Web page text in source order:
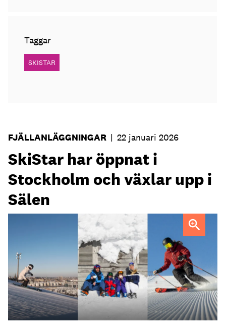
Taggar
SKISTAR
FJÄLLANLÄGGNINGAR | 22 januari 2026
SkiStar har öppnat i
Stockholm och växlar upp i
Sälen
SkiStars Hammarbybacken öppnade 14 januari och i Sälen
lanseras flera nyheter.